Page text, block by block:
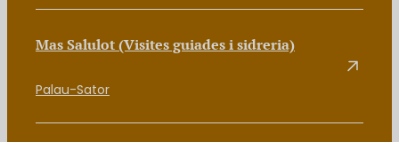
Mas Salulot (Visites guiades i sidreria)
Palau-Sator